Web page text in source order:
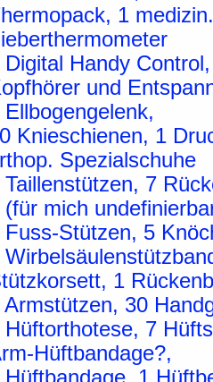
1
Digital Handy
und
Ellbogengelenk,
Knieschienen, 1
Spezialschuhe
Taillenstützen, 7
(für mich
Fuss-Stützen, 5
1
Armstützen, 30
Hüftorthotese, 7
Hüftbandage?,